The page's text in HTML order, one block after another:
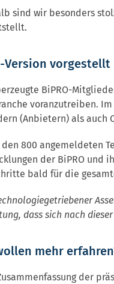
sind wir besonders
Version vorgestellt
BiPRO-
voranzutreiben.
(Anbietern) als auch
800 angemeldeten
der BiPRO und
bald für die
dass sich nach
mehr
der